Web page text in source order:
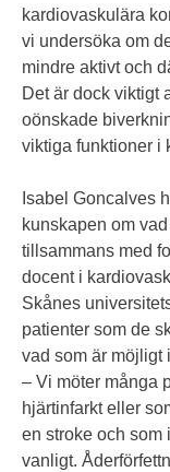
kardiovaskulära
vi undersöka om
mindre aktivt och
Det är dock viktigt
oönskade
viktiga funktioner i
Isabel Goncalves
kunskapen om
tillsammans med
docent i
Skånes
patienter som de
vad som är möjligt
– Vi möter många
hjärtinfarkt eller
en stroke och som
vanligt.